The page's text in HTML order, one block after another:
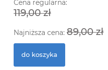
Cena regularna:
119,00 zł
Najniższa cena: 89,00 zł
do koszyka